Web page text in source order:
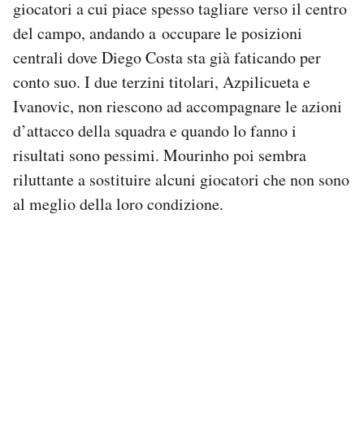
giocatori a cui piace spesso tagliare verso il centro
del campo, andando a occupare le posizioni
centrali dove Diego Costa sta già faticando per
conto suo. I due terzini titolari, Azpilicueta e
Ivanovic, non riescono ad accompagnare le azioni
d’attacco della squadra e quando lo fanno i
risultati sono pessimi. Mourinho poi sembra
riluttante a sostituire alcuni giocatori che non sono
al meglio della loro condizione.